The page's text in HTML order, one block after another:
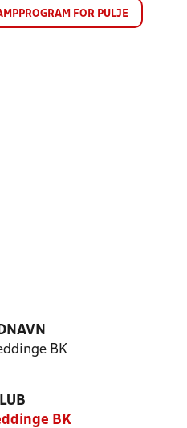
FOR PULJE
BK
BK